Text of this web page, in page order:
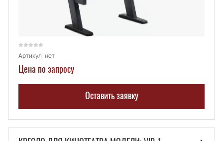
Артикул:нет
Цена по запросу
Оставить заявку